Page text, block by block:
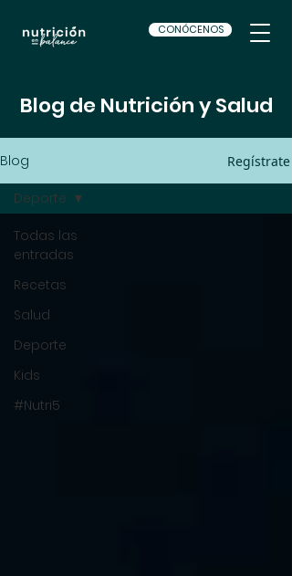
CONÓCENOS
Blog de Nutrición y Salud
Blog Regístrate
Todas las
entradas
Recetas
Salud
Deporte
Kids
#Nutri5
Deporte